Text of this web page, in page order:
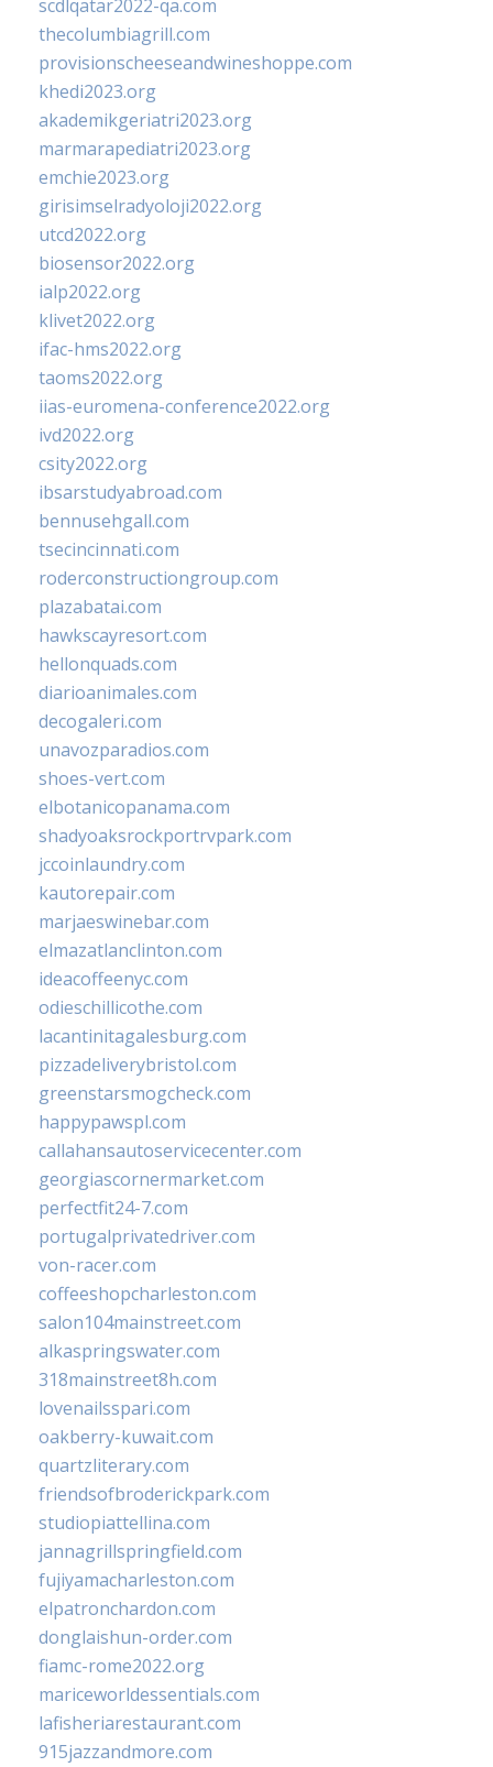
scdlqatar2022-qa.com
thecolumbiagrill.com
provisionscheeseandwineshoppe.com
khedi2023.org
akademikgeriatri2023.org
marmarapediatri2023.org
emchie2023.org
girisimselradyoloji2022.org
utcd2022.org
biosensor2022.org
ialp2022.org
klivet2022.org
ifac-hms2022.org
taoms2022.org
iias-euromena-conference2022.org
ivd2022.org
csity2022.org
ibsarstudyabroad.com
bennusehgall.com
tsecincinnati.com
roderconstructiongroup.com
plazabatai.com
hawkscayresort.com
hellonquads.com
diarioanimales.com
decogaleri.com
unavozparadios.com
shoes-vert.com
elbotanicopanama.com
shadyoaksrockportrvpark.com
jccoinlaundry.com
kautorepair.com
marjaeswinebar.com
elmazatlanclinton.com
ideacoffeenyc.com
odieschillicothe.com
lacantinitagalesburg.com
pizzadeliverybristol.com
greenstarsmogcheck.com
happypawspl.com
callahansautoservicecenter.com
georgiascornermarket.com
perfectfit24-7.com
portugalprivatedriver.com
von-racer.com
coffeeshopcharleston.com
salon104mainstreet.com
alkaspringswater.com
318mainstreet8h.com
lovenailsspari.com
oakberry-kuwait.com
quartzliterary.com
friendsofbroderickpark.com
studiopiattellina.com
jannagrillspringfield.com
fujiyamacharleston.com
elpatronchardon.com
donglaishun-order.com
fiamc-rome2022.org
mariceworldessentials.com
lafisheriarestaurant.com
915jazzandmore.com